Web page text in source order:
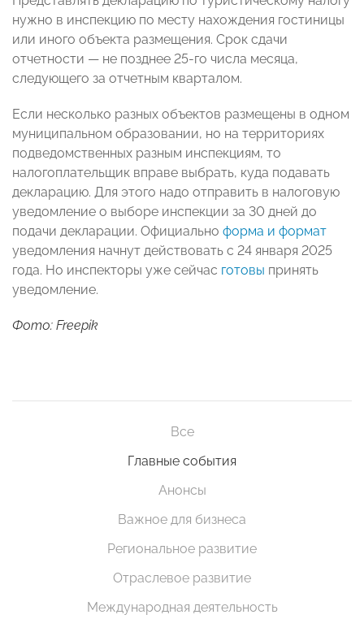
нужно в инспекцию по месту нахождения гостиницы
или иного объекта размещения. Срок сдачи
отчетности — не позднее 25-го числа месяца,
следующего за отчетным кварталом.
Если несколько разных объектов размещены в одном
муниципальном образовании, но на территориях
подведомственных разным инспекциям, то
налогоплательщик вправе выбрать, куда подавать
декларацию. Для этого надо отправить в налоговую
уведомление о выборе инспекции за 30 дней до
подачи декларации. Официально форма и формат
уведомления начнут действовать с 24 января 2025
года. Но инспекторы уже сейчас готовы принять
уведомление.
Фото: Freepik
Все
Главные события
Анонсы
Важное для бизнеса
Региональное развитие
Отраслевое развитие
Международная деятельность